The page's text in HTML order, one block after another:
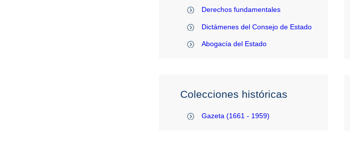
Derechos fundamentales
Dictámenes del Consejo de Estado
Abogacía del Estado
Colecciones históricas
Gazeta (1661 - 1959)